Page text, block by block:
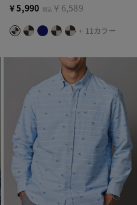
¥5,990 税込 ￥6,589
+ 11カラー